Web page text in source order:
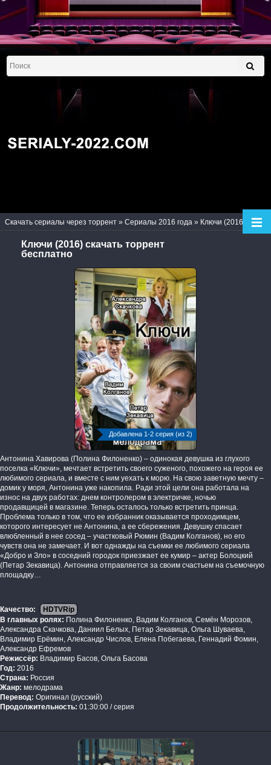
Скачать сериалы через торрент » Сериалы 2016 года » Ключи (2016)
Ключи (2016) скачать торрент
бесплатно
Добавлена 1-2 серия (из 2)
Антонина Хавирова (Полина Филоненко) – одинокая девушка из глухого
поселка «Ключи», мечтает встретить своего суженого, похожего на героя ее
любимого сериала, и вместе с ним уехать к морю. На свою заветную мечту –
домик у моря, Антонина уже накопила. Ради этой цели она работала на
износ на двух работах: днем контролером в электричке, ночью
продавщицей в магазине. Теперь осталось только встретить принца.
Проблема только в том, что ее избранник оказывается проходимцем,
которого интересует не Антонина, а ее сбережения. Девушку спасает
влюбленный в нее сосед – участковый Рюмин (Вадим Колганов), но его
чувств она не замечает. И вот однажды на съемки ее любимого сериала
«Добро и Зло» в соседний городок приезжает ее кумир – актер Болоцкий
(Петар Зекавица). Антонина отправляется за своим счастьем на съемочную
площадку…
Качество:
HDTVRip
В главных ролях: Полина Филоненко, Вадим Колганов, Семён Морозов,
Александра Скачкова, Даниил Белых, Петар Зекавица, Ольга Шуваева,
Владимир Ерёмин, Александр Числов, Елена Побегаева, Геннадий Фомин,
Александр Ефремов
Режиссёр: Владимир Басов, Ольга Басова
Год: 2016
Страна: Россия
Жанр: мелодрама
Перевод: Оригинал (русский)
Продолжительность: 01:30:00 / серия